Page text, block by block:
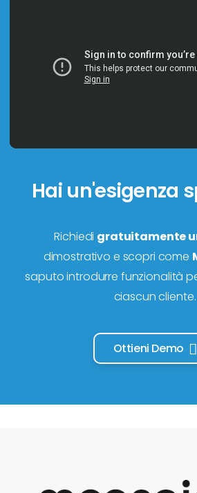
Hai un'esigenza
Richiedi gratuitamente
dimostrativo e scopri come
saputo introdurre funzionalità
ciascun cliente.
Ottieni Demo